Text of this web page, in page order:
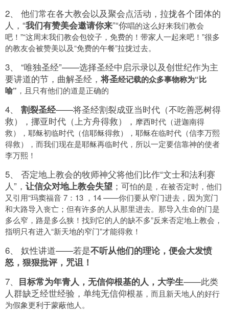
2、 他们常在各大教会以及聚会点活动，拉拢各个团体的
人，“我们有赞美会邀请你来”“你唱的这么好来我们教会
吧！”“这周末我们教会包饺子，免费的！带家人一起来吧！”很多
的教友会被赞美以及“免费的午餐”拉拢过去。
3、 “唯独圣经”——选择圣经中启示录以及创世纪作为主
要讲道的节，曲解圣经，将圣经记载的众多事物称为“比
喻” ，且只有他们的道是正确的
4、 割裂圣经——将圣经割裂成亚当时代（不吃善恶树得
救），挪亚时代（上方舟得救）， 摩西时代（进迦南得
救），耶稣初临时代（信耶稣得救），耶稣在临时代（信李万熙
得救），而我们现在是耶稣再临时代，所以一定要信靠神的使者
李万熙！
5、 否定地上教会的牧师神父将他们比作“文士和法利赛
人”， 让信众对地上教会失望 ；可怕的是，在被否定时，他们
又引用“玛窦福音 7：13 ，14 ——你们要从窄门进去，因为宽门
和大路导入丧亡；但有许多的人从那里进去。那导入生命的门是
多么窄，路是多么狭！找到它的人的缺不多”反来否定地上教会，
指明只有进入“新天地的窄门”才能得救！
6、 奴性讲道——若是不听从他们的理论，便会大发愤
怒，狠狠批评，咒诅！
7、 目标常为年青人，无信仰根基的人， 大学生——此类
人群缺乏经世经验，单纯无信仰根基，而且新天地人的好行
为假象更利于蒙蔽他人。